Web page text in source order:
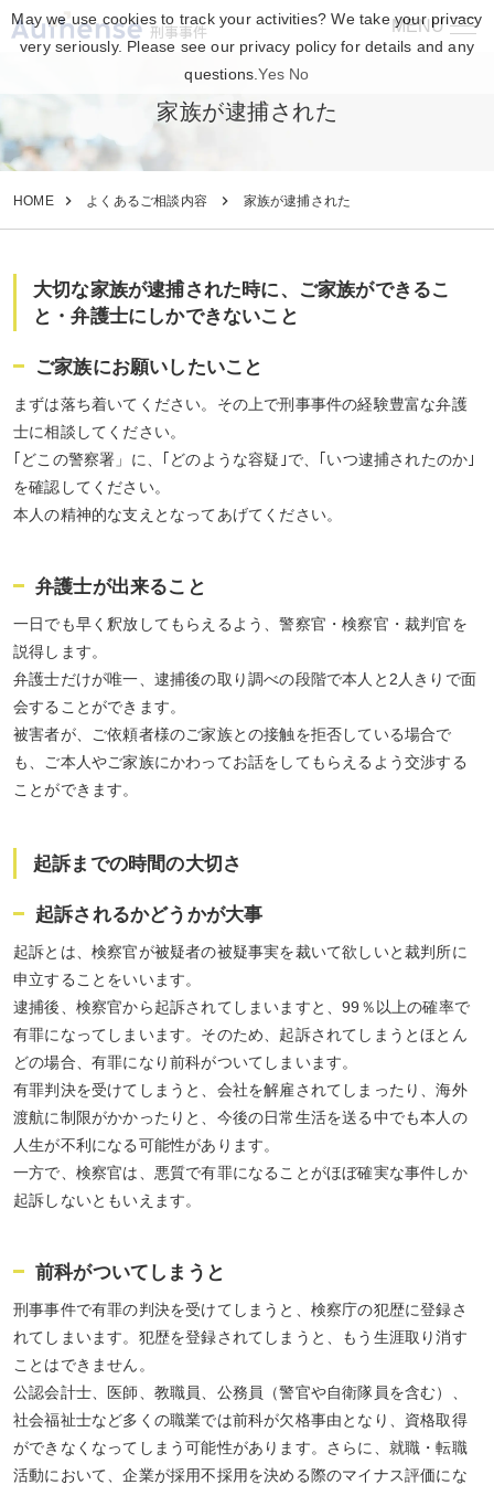
MENU
刑事事件
家族が逮捕された
HOME よくあるご相談内容 家族が逮捕された
大切な家族が逮捕された時に、ご家族ができるこ
と・弁護士にしかできないこと
ご家族にお願いしたいこと
まずは落ち着いてください。その上で刑事事件の経験豊富な弁護
士に相談してください。
｢どこの警察署」に、｢どのような容疑｣で、｢いつ逮捕されたのか｣
を確認してください。
本人の精神的な支えとなってあげてください。
弁護士が出来ること
一日でも早く釈放してもらえるよう、警察官・検察官・裁判官を
説得します。
弁護士だけが唯一、逮捕後の取り調べの段階で本人と2人きりで面
会することができます。
被害者が、ご依頼者様のご家族との接触を拒否している場合で
も、ご本人やご家族にかわってお話をしてもらえるよう交渉する
ことができます。
起訴までの時間の大切さ
起訴されるかどうかが大事
起訴とは、検察官が被疑者の被疑事実を裁いて欲しいと裁判所に
申立することをいいます。
逮捕後、検察官から起訴されてしまいますと、99％以上の確率で
有罪になってしまいます。そのため、起訴されてしまうとほとん
どの場合、有罪になり前科がついてしまいます。
有罪判決を受けてしまうと、会社を解雇されてしまったり、海外
渡航に制限がかかったりと、今後の日常生活を送る中でも本人の
人生が不利になる可能性があります。
一方で、検察官は、悪質で有罪になることがほぼ確実な事件しか
起訴しないともいえます。
前科がついてしまうと
刑事事件で有罪の判決を受けてしまうと、検察庁の犯歴に登録さ
れてしまいます。犯歴を登録されてしまうと、もう生涯取り消す
ことはできません。
公認会計士、医師、教職員、公務員（警官や自衛隊員を含む）、
社会福祉士など多くの職業では前科が欠格事由となり、資格取得
ができなくなってしまう可能性があります。さらに、就職・転職
活動において、企業が採用不採用を決める際のマイナス評価にな
May we use cookies to track your activities? We take your privacy
very seriously. Please see our privacy policy for details and any
questions.Yes No